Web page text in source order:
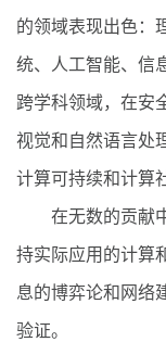
的领域表现出色：
统、人工智能、信
跨学科领域，在安
视觉和自然语言处
计算可持续和计算
在无数的贡献中
持实际应用的计算
息的博弈论和网络
验证。